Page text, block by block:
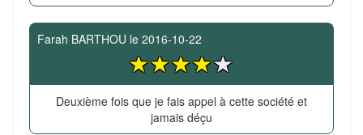
Farah BARTHOU le 2016-10-22
Deuxième fois que je fais appel à cette société et
jamais déçu